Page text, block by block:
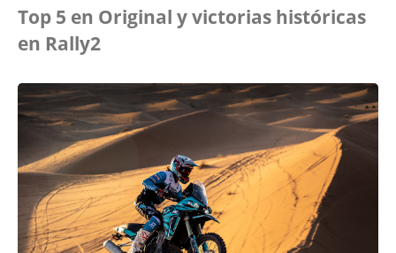
Top 5 en Original y victorias históricas
en Rally2